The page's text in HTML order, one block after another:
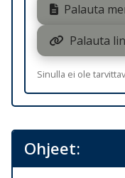
Palauta
Palauta
Sinulla ei ole
Ohjeet: